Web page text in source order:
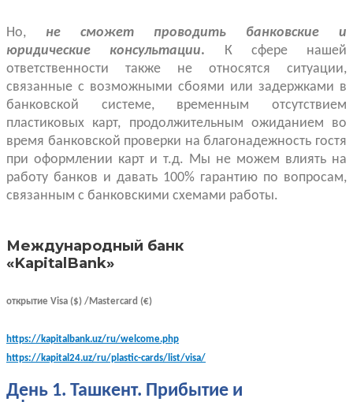
Но, не сможет проводить банковские и
юридические консультации. К сфере нашей
ответственности также не относятся ситуации,
связанные с возможными сбоями или задержками в
банковской системе, временным отсутствием
пластиковых карт, продолжительным ожиданием во
время банковской проверки на благонадежность гостя
при оформлении карт и т.д. Мы не можем влиять на
работу банков и давать 100% гарантию по вопросам,
связанным с банковскими схемами работы.
Международный банк
«KapitalBank»
открытие Visa ($) /Mastercard (€)
https://kapitalbank.uz/ru/welcome.php
https://kapital24.uz/ru/plastic-cards/list/visa/
День 1. Ташкент. Прибытие и